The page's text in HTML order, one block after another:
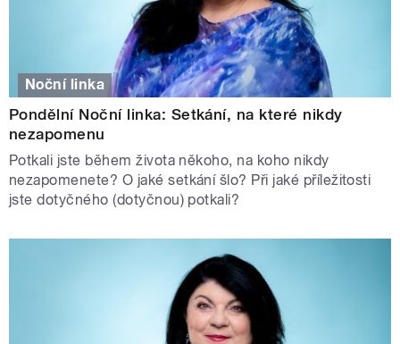
Noční linka
Pondělní Noční linka: Setkání, na které nikdy
nezapomenu
Potkali jste během života někoho, na koho nikdy
nezapomenete? O jaké setkání šlo? Při jaké příležitosti
jste dotyčného (dotyčnou) potkali?